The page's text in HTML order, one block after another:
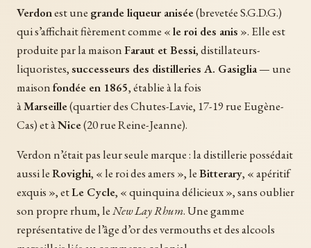
Verdonest une grande liqueur anisée(brevetée S.G.D.G.)
qui s’affichait fièrement comme «le roi des anis ». Elle est
produite par la maisonFaraut et Bessi, distillateurs-
liquoristes,successeurs des distilleries A. Gasiglia— une
maisonfondée en 1865, établie à la fois
àMarseille(quartier des Chutes-Lavie, 17-19 rue Eugène-
Cas) et àNice(20 rue Reine-Jeanne).
Verdon n’était pas leur seule marque : la distillerie possédait
aussi leRovighi, « le roi des amers », leBitterary, « apéritif
exquis », etLe Cycle, « quinquina délicieux », sans oublier
son propre rhum, leNew Lay Rhum. Une gamme
représentative de l’âge d’or des vermouths et des alcools